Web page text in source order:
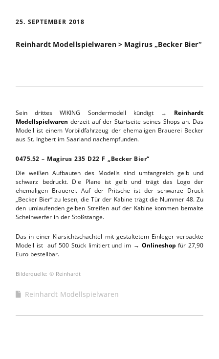
25. SEPTEMBER 2018
Reinhardt Modellspielwaren > Magirus „Becker Bier“
Sein drittes WIKING Sondermodell kündigt → Reinhardt
Modellspielwaren derzeit auf der Startseite seines Shops an. Das
Modell ist einem Vorbildfahrzeug der ehemaligen Brauerei Becker
aus St. Ingbert im Saarland nachempfunden.
0475.52 – Magirus 235 D22 F „Becker Bier“
Die weißen Aufbauten des Modells sind umfangreich gelb und
schwarz bedruckt. Die Plane ist gelb und trägt das Logo der
ehemaligen Brauerei. Auf der Pritsche ist der schwarze Druck
„Becker Bier“ zu lesen, die Tür der Kabine trägt die Nummer 48. Zu
den umlaufenden gelben Streifen auf der Kabine kommen bemalte
Scheinwerfer in der Stoßstange.
Das in einer Klarsichtschachtel mit gestaltetem Einleger verpackte
Modell ist auf 500 Stück limitiert und im → Onlineshop für 27,90
Euro bestellbar.
Bilderquelle: © Reinhardt
Reinhardt Modellspielwaren